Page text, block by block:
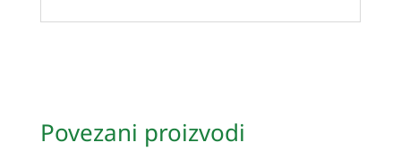
Povezani proizvodi